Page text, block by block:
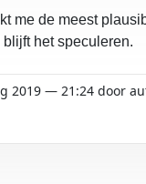
me de meest
het speculeren.
2019 — 21:24 door